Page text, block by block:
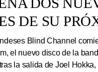
DE SU
Blind Channel
el nuevo disco de la
la salida de Joel